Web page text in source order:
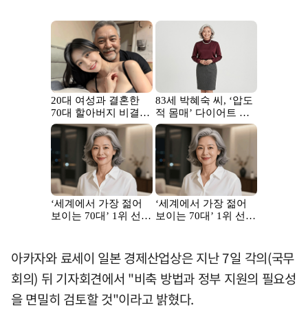
아카자와 료세이 일본 경제산업상은 지난 7일 각의(국무
회의) 뒤 기자회견에서 "비축 방법과 정부 지원의 필요성
을 면밀히 검토할 것"이라고 밝혔다.